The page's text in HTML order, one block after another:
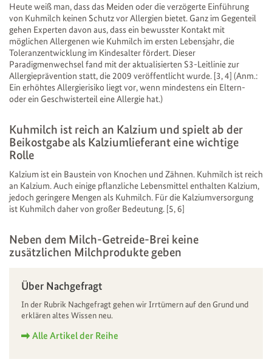
Heute weiß man, dass das Meiden oder die verzögerte Einführung
von Kuhmilch keinen Schutz vor Allergien bietet. Ganz im Gegenteil
gehen Experten davon aus, dass ein bewusster Kontakt mit
möglichen Allergenen wie Kuhmilch im ersten Lebensjahr, die
Toleranzentwicklung im Kindesalter fördert. Dieser
Paradigmenwechsel fand mit der aktualisierten S3-Leitlinie zur
Allergieprävention statt, die 2009 veröffentlicht wurde. [3, 4] (Anm.:
Ein erhöhtes Allergierisiko liegt vor, wenn mindestens ein Eltern-
oder ein Geschwisterteil eine Allergie hat.)
Kuhmilch ist reich an Kalzium und spielt ab der
Beikostgabe als Kalziumlieferant eine wichtige
Rolle
Kalzium ist ein Baustein von Knochen und Zähnen. Kuhmilch ist reich
an Kalzium. Auch einige pflanzliche Lebensmittel enthalten Kalzium,
jedoch geringere Mengen als Kuhmilch. Für die Kalziumversorgung
ist Kuhmilch daher von großer Bedeutung. [5, 6]
Neben dem Milch-Getreide-Brei keine
zusätzlichen Milchprodukte geben
Über Nachgefragt
In der Rubrik Nachgefragt gehen wir Irrtümern auf den Grund und
erklären altes Wissen neu.
Alle Artikel der Reihe